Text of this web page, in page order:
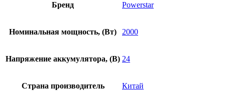
Бренд Powerstar
Номинальная мощность, (Вт) 2000
Напряжение аккумулятора, (В) 24
Страна производитель Китай